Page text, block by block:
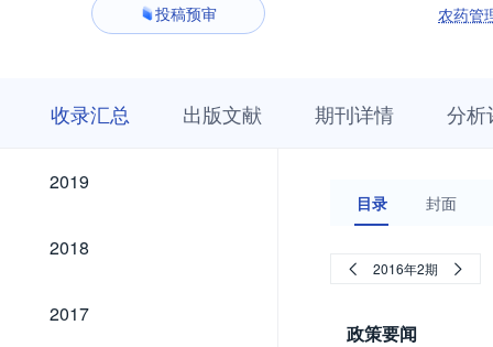
投稿预审
农药管
收录汇总 出版文献 期刊详情 分析
2019
2019
2018
2018
2017
2017
目录 封面
2016年2期
政策要闻